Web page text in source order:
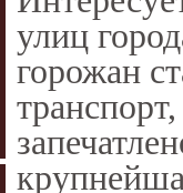
улиц
горожан